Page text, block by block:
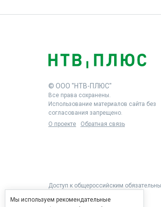
© ООО "НТВ-ПЛЮС"
Все права сохранены.
Использование материалов сайта без
согласования запрещено.
О проекте
Обратная связь
Доступ к общероссийским
Мы используем рекомендательные